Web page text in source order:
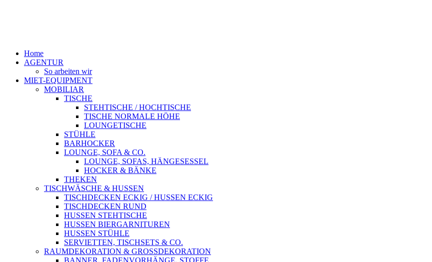
Home
AGENTUR
So arbeiten wir
MIET-EQUIPMENT
MOBILIAR
TISCHE
STEHTISCHE / HOCHTISCHE
TISCHE NORMALE HÖHE
LOUNGETISCHE
STÜHLE
BARHOCKER
LOUNGE, SOFA & CO.
LOUNGE, SOFAS, HÄNGESESSEL
HOCKER & BÄNKE
THEKEN
TISCHWÄSCHE & HUSSEN
TISCHDECKEN ECKIG / HUSSEN ECKIG
TISCHDECKEN RUND
HUSSEN STEHTISCHE
HUSSEN BIERGARNITUREN
HUSSEN STÜHLE
SERVIETTEN, TISCHSETS & CO.
RAUMDEKORATION & GROSSDEKORATION
BANNER, FADENVORHÄNGE, STOFFE